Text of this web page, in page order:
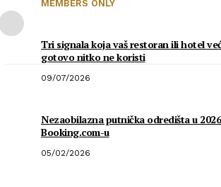
MEMBERS ONLY
Tri signala koja vaš restoran ili hotel
gotovo nitko ne koristi
09/07/2026
Nezaobilazna putnička odredišta u
Booking.com-u
05/02/2026